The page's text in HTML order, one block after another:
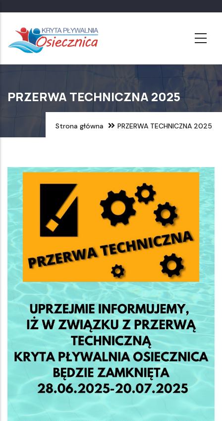
treści
PRZERWA TECHNICZNA 2025
Strona główna PRZERWA TECHNICZNA 2025